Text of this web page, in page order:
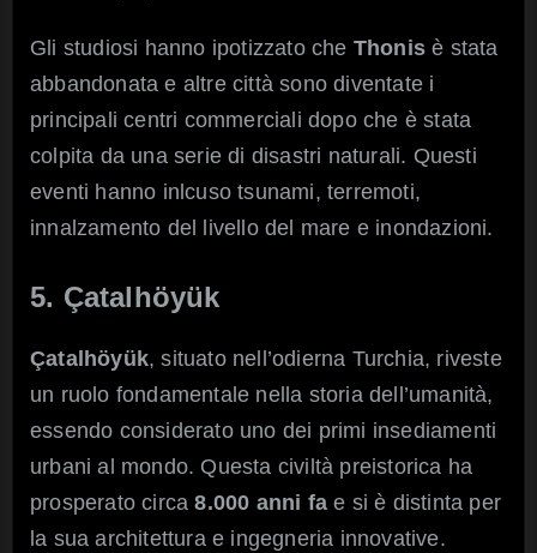
Gli studiosi hanno ipotizzato che Thonis è stata
abbandonata e altre città sono diventate i
principali centri commerciali dopo che è stata
colpita da una serie di disastri naturali. Questi
eventi hanno inlcuso tsunami, terremoti,
innalzamento del livello del mare e inondazioni.
5. Çatalhöyük
Çatalhöyük, situato nell’odierna Turchia, riveste
un ruolo fondamentale nella storia dell’umanità,
essendo considerato uno dei primi insediamenti
urbani al mondo. Questa civiltà preistorica ha
prosperato circa 8.000 anni fa e si è distinta per
la sua architettura e ingegneria innovative.